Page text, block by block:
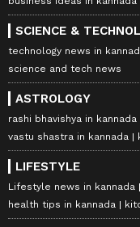
SCIENCE &
technology news in
science and tech news
ASTROLOGY
rashi bhavishya in kannada
vastu shastra in kannada
LIFESTYLE
Lifestyle news in kannada
health tips in kannada